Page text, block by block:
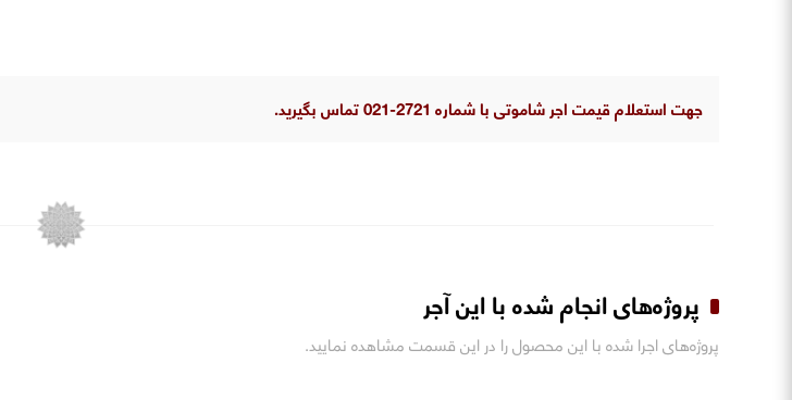
جهت استعلام قیمت اجر شاموتی با شماره 2721-021 تماس بگیرید.
پروژه‌های انجام شده با این آجر
پروژه‌های اجرا شده با این محصول را در این قسمت مشاهده نمایید.